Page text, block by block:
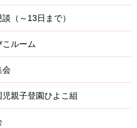
（～13日まで）
こルーム
会
児親子登園ひよこ組